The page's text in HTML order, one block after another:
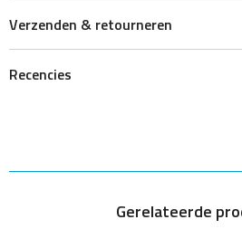
Verzenden & retourneren
Recencies
Gerelateerde